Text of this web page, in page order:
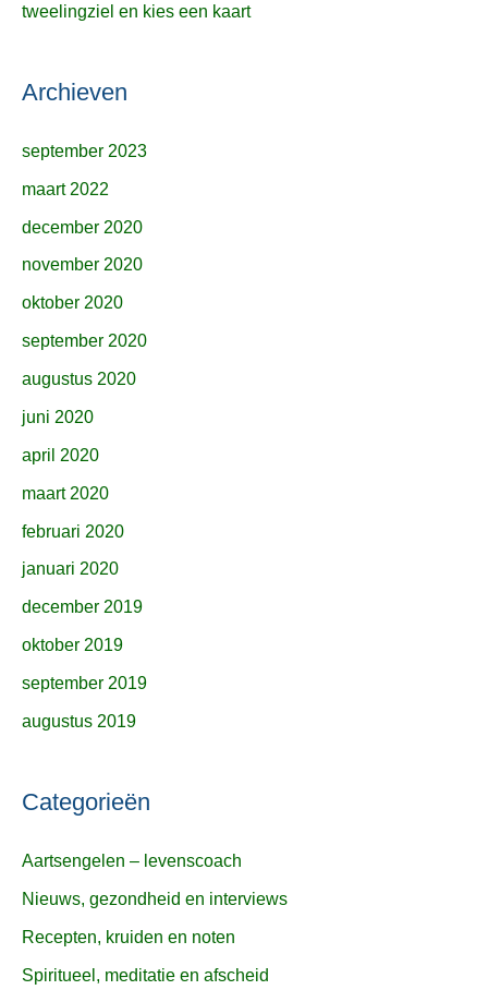
tweelingziel en kies een kaart
Archieven
september 2023
maart 2022
december 2020
november 2020
oktober 2020
september 2020
augustus 2020
juni 2020
april 2020
maart 2020
februari 2020
januari 2020
december 2019
oktober 2019
september 2019
augustus 2019
Categorieën
Aartsengelen – levenscoach
Nieuws, gezondheid en interviews
Recepten, kruiden en noten
Spiritueel, meditatie en afscheid